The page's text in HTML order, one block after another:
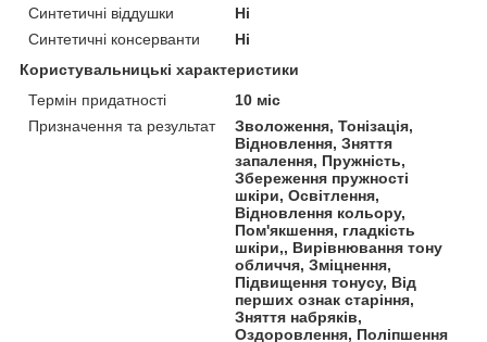
Синтетичні віддушки
Ні
Синтетичні консерванти
Ні
Користувальницькі характеристики
Термін придатності
10 міс
Призначення та результат
Зволоження, Тонізація,
Відновлення, Зняття
запалення, Пружність,
Збереження пружності
шкіри, Освітлення,
Відновлення кольору,
Пом'якшення, гладкість
шкіри,, Вирівнювання тону
обличчя, Зміцнення,
Підвищення тонусу, Від
перших ознак старіння,
Зняття набряків,
Оздоровлення, Поліпшення